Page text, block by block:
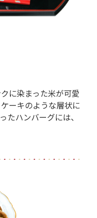
に染まった米が可愛
ーキのような層状に
たハンバーグには、